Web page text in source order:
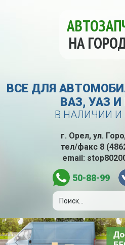
НА
ВСЕ ДЛЯ
ВАЗ, УАЗ И
В НАЛИЧИИ И
г. Орел, ул.
тел/факс 8
email:
50-88-99